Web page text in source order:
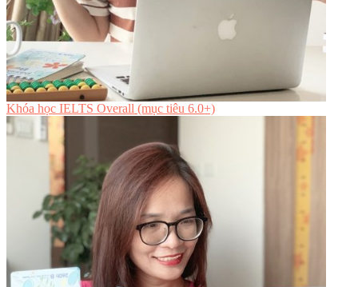
Khóa học IELTS Overall (mục tiêu 6.0+)